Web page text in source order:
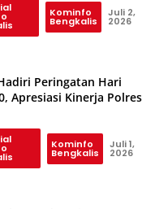
Kominfo
Bengkalis
Juli 2,
2026
Peringatan Hari
Apresiasi Kinerja Polres
Kominfo
Bengkalis
Juli 1,
2026